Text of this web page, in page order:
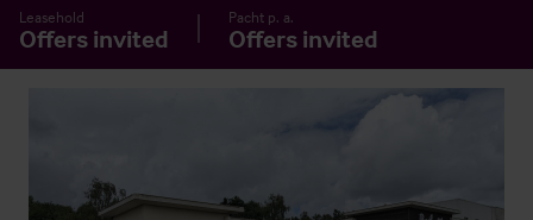
Leasehold
Offers invited
Pacht p. a.
Offers invited